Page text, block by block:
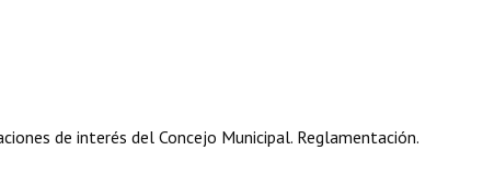
de interés del Concejo Municipal. Reglamentación.